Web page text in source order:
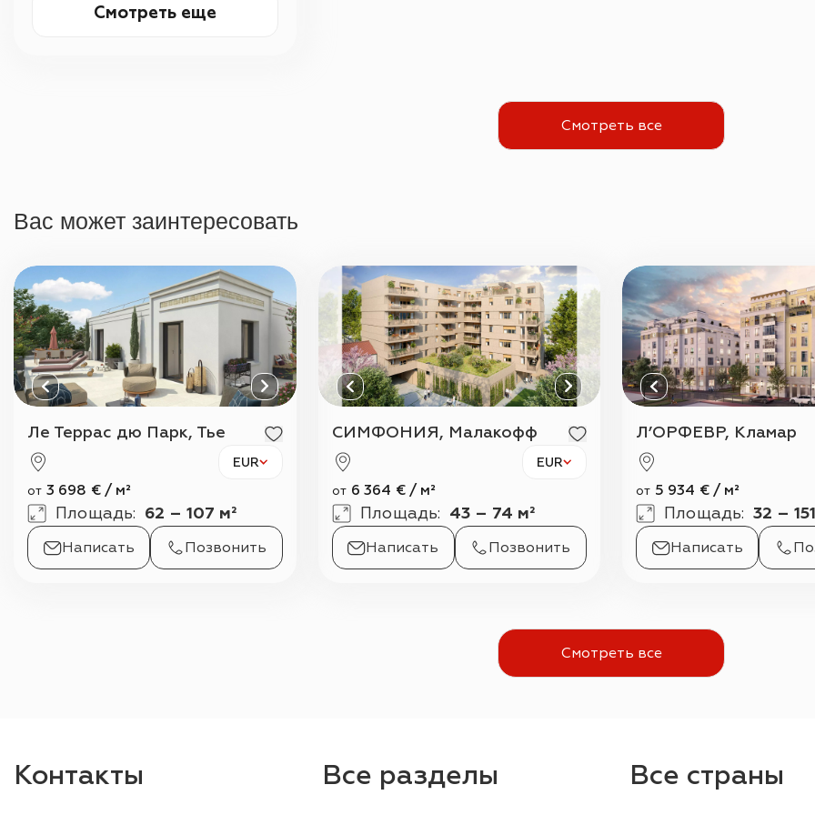
Смотреть еще
Смотреть все
Вас может заинтересовать
Ле Террас дю Парк, Тье
EUR
от 3 698 € / м²
Площадь: 62 – 107 м²
Написать Позвонить
СИМФОНИЯ, Малакофф
EUR
от 6 364 €/ м²
Площадь: 43 – 74 м²
Написать Позвонить
Л’ОРФЕВР, Кламар
от 5 934 € / м²
Площадь: 32 –
Написать
Смотреть все
Контакты Все разделы Все страны